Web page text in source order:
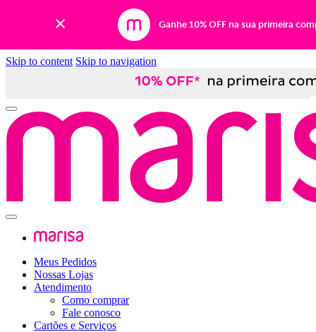
Ganhe 10% OFF na sua primeira
Skip to content Skip to navigation
Meus Pedidos
Nossas Lojas
Atendimento
Como comprar
Fale conosco
Cartões e Serviços